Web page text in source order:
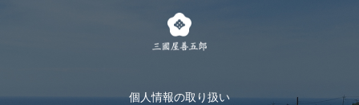
個人情報の取り扱い